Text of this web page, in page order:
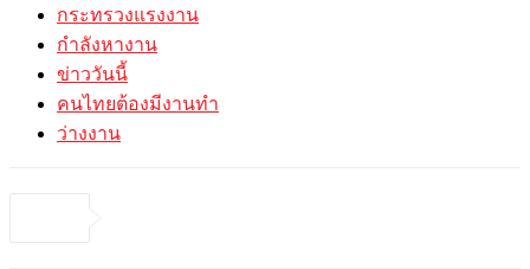
กระทรวงแรงงาน
กำลังหางาน
ข่าววันนี้
คนไทยต้องมีงานทำ
ว่างงาน